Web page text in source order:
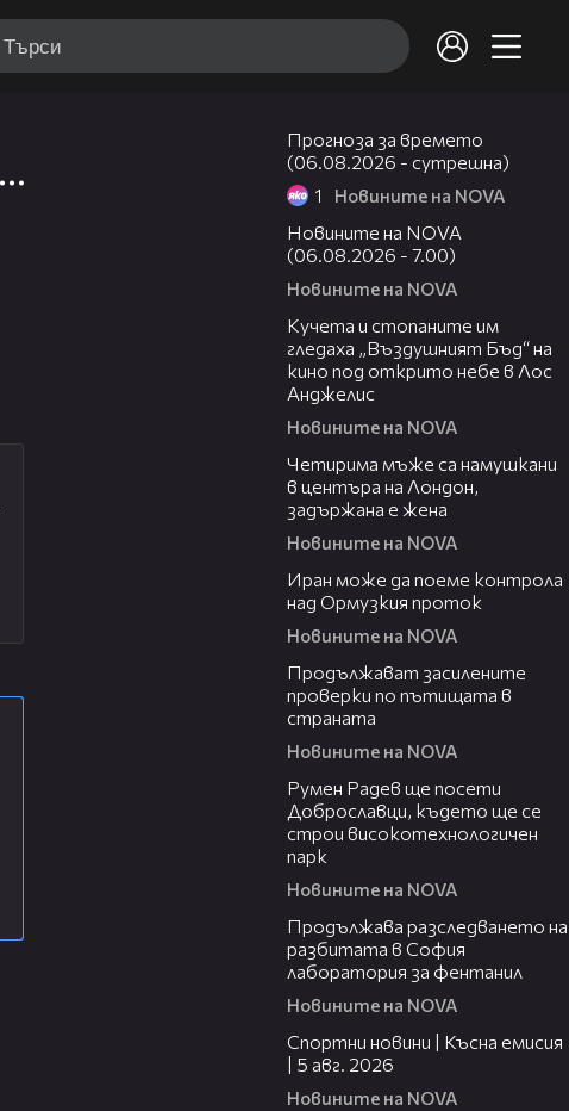
Прогноза за времето
(06.08.2026 - сутрешна)
1 Новините на NOVA
Новините на NOVA
(06.08.2026 - 7.00)
Новините на NOVA
Кучета и стопаните им
гледаха „Въздушният Бъд“ на
кино под открито небе в Лос
Анджелис
Новините на NOVA
Четирима мъже са намушкани
в центъра на Лондон,
задържана е жена
Новините на NOVA
Иран може да поеме контрола
над Ормузкия проток
Новините на NOVA
Продължават засилените
проверки по пътищата в
страната
Новините на NOVA
Румен Радев ще посети
Доброславци, където ще се
строи високотехнологичен
парк
Новините на NOVA
Продължава разследването на
разбитата в София
лаборатория за фентанил
Новините на NOVA
Спортни новини | Късна емисия
| 5 авг. 2026
Новините на NOVA